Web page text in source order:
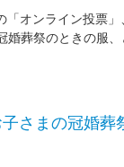
「オンライン投票
婚葬祭のときの服
さまの冠婚葬